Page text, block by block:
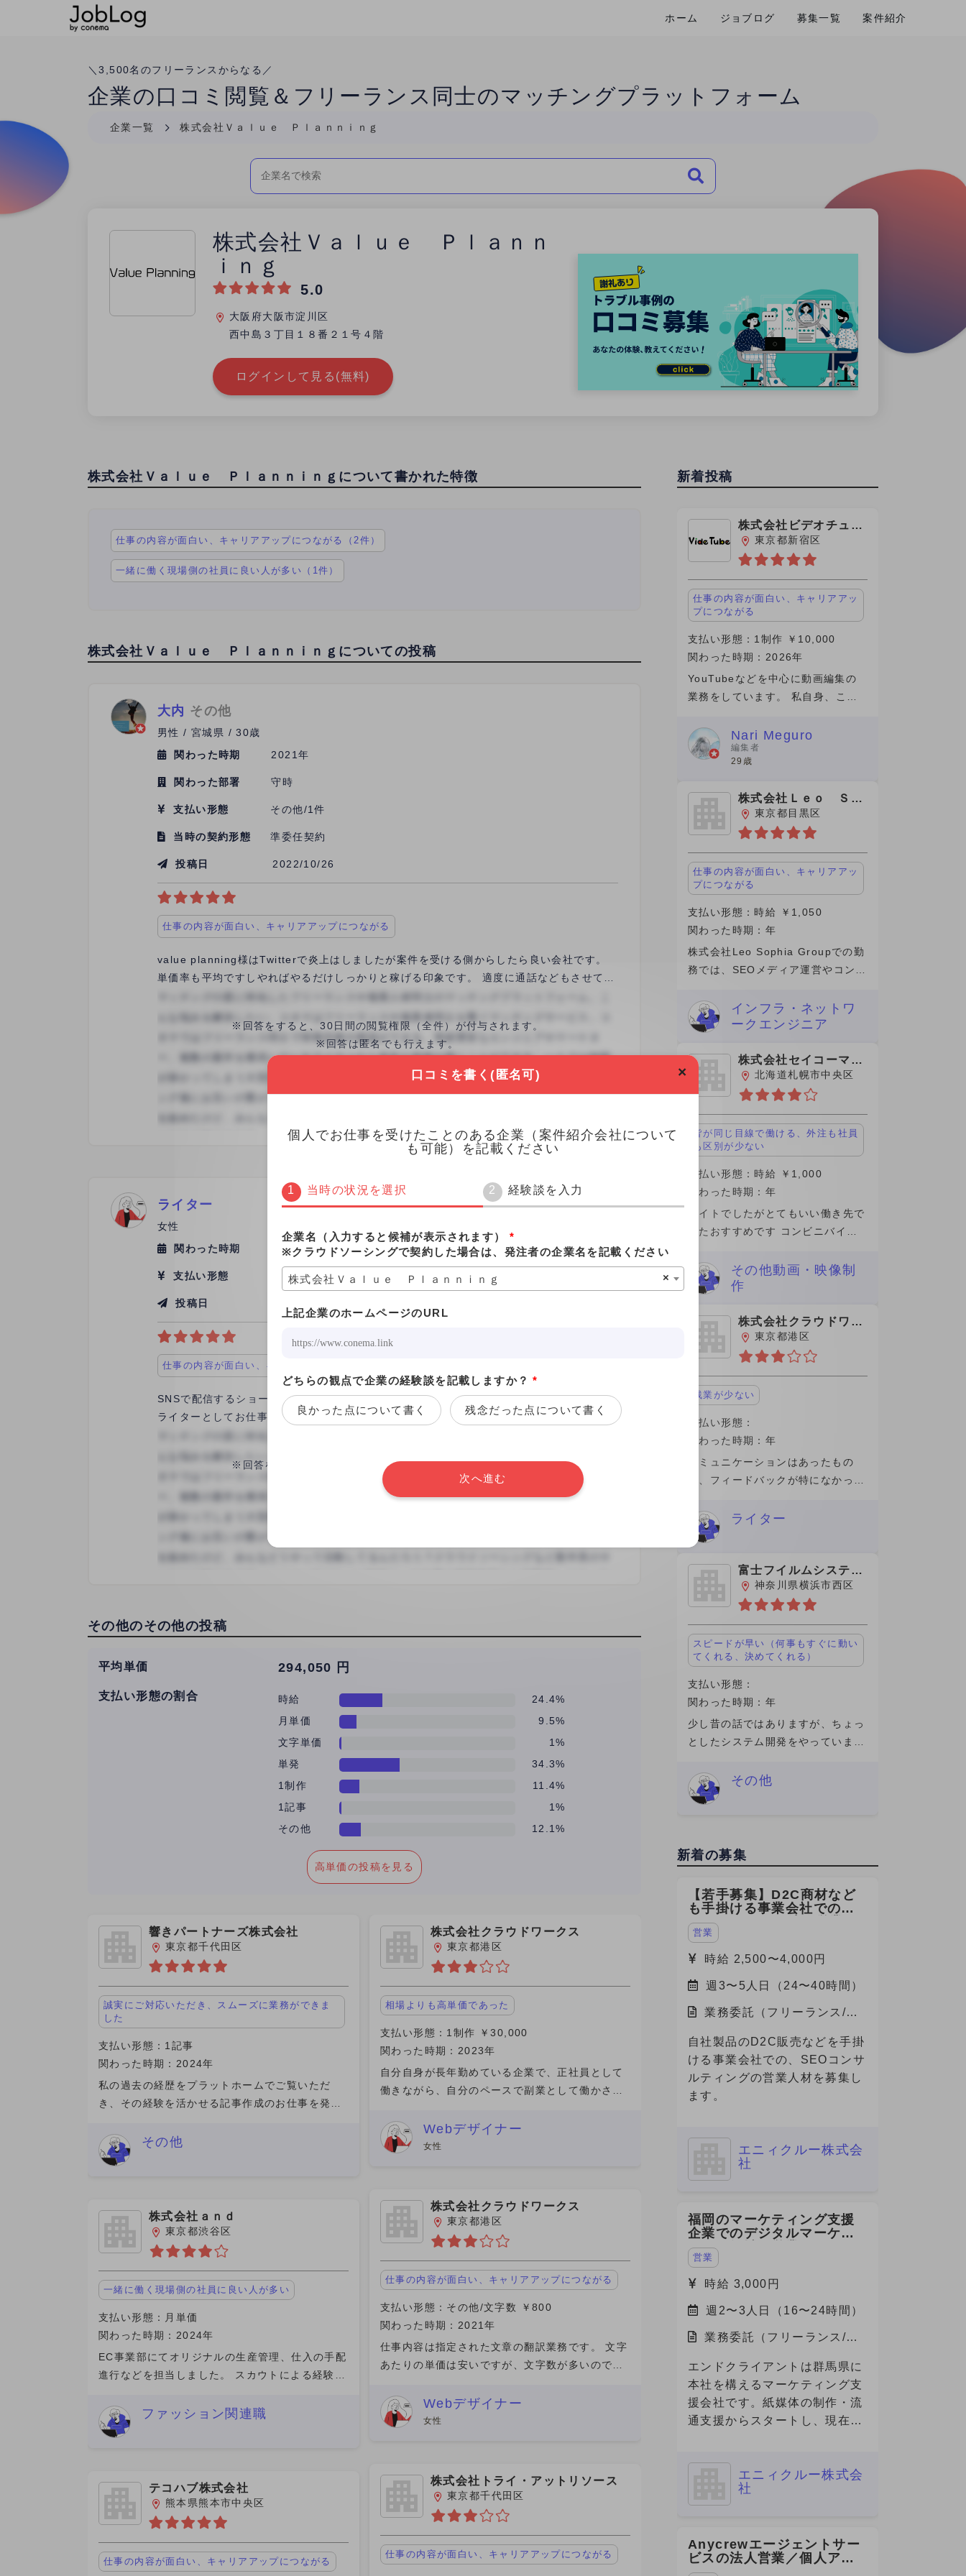
案件紹介
募集一覧
ジョブログ
ホーム
＼3,500名のフリーランスからなる／
企業の口コミ閲覧＆フリーランス同士のマッチングプラットフォーム
企業一覧 株式会社Ｖａｌｕｅ Ｐｌａｎｎｉｎｇ
株式会社Ｖａｌｕｅ Ｐｌａｎｎ
ｉｎｇ
5.0
大阪府大阪市淀川区
西中島３丁目１８番２１号４階
ログインして見る(無料)
株式会社Ｖａｌｕｅ Ｐｌａｎｎｉｎｇについて書かれた特徴
仕事の内容が面白い、キャリアアップにつながる（2件）
一緒に働く現場側の社員に良い人が多い（1件）
株式会社Ｖａｌｕｅ Ｐｌａｎｎｉｎｇについての投稿
大内 その他
男性 / 宮城県 / 30歳
関わった時期
2021年
関わった部署 守時
支払い形態 その他/1件
当時の契約形態 準委任契約
投稿日 2022/10/26
仕事の内容が面白い、キャリアアップにつながる
value planning様はTwitterで炎上はしましたが案件を受ける側からしたら良い会社です。
単価率も平均ですしやればやるだけしっかりと稼げる印象です。 適度に通話などもさせて頂
きサポート面でも万全な感じでした。 是非またご機会あればお願い致します！
※回答をすると、30日間の閲覧権限（全件）が付与されます。
※回答は匿名でも行えます。
口コミを書く(3分)
ライター
女性
関わった時期
2022年
支払い形態 1制作
投稿日
仕事の内容が面白い、キャリアアップにつながる
SNSで配信するショートドラマを制作されるとのことで、脚本の発注をいただき、シナリオ
ライターとしてお仕事させていただきました。お打ち合わせのほうは主にZoom会議やメー
さったので、スムーズに気持ちよくお仕事を進めさせていただくことができました！ ショ
ートストーリーの短い分数のドラマではありましたが、しっかりと良いものを制作してくだ
さり、こちらとしても新しい形での配信ドラマに携われて、よい経験となりました。発注、
アント様でした。
※回答をすると、30日間の閲覧権限（全件）が付与されます。
※回答は匿名でも行えます。
その他のその他の投稿
平均単価 294,050 円
支払い形態の割合 時給
24.4%
月単価
9.5%
文字単価
1%
単発
34.3%
1制作
11.4%
1記事
1%
その他
12.1%
高単価の投稿を見る
響きパートナーズ株式会社
東京都千代田区
誠実にご対応いただき、スムーズに業務ができま
した
支払い形態：1記事
関わった時期：2024年
私の過去の経歴をプラットホームでご覧いただ
き、その経験を活かせる記事作成のお仕事を発注
に対応いただきました。人が逼迫しており、一部
のビジネスをアウトソースす
その他
株式会社ａｎｄ
東京都渋谷区
一緒に働く現場側の社員に良い人が多い
支払い形態：月単価
関わった時期：2024年
EC事業部にてオリジナルの生産管理、仕入の手配
進行などを担当しました。 スカウトによる経験者
たです。 人数不足のため、主な仕事以外にも付随
して細かく量の多い
ファッション関連職
テコハブ株式会社
熊本県熊本市中央区
仕事の内容が面白い、キャリアアップにつながる
株式会社クラウドワークス
東京都港区
相場よりも高単価であった
支払い形態：1制作 ￥30,000
関わった時期：2023年
自分自身が長年勤めている企業で、正社員として
働きながら、自分のペースで副業として働かさせ
金を貰えた事がとても有り難かったです。 仕事は
設備設計についての確認
Webデザイナー
女性
株式会社クラウドワークス
東京都港区
仕事の内容が面白い、キャリアアップにつながる
支払い形態：その他/文字数 ￥800
関わった時期：2021年
仕事内容は指定された文章の翻訳業務です。 文字
あたりの単価は安いですが、文字数が多いのでア
(アイデアを商品とする)案件よりまとまった金額
の報酬が発生します。
Webデザイナー
女性
株式会社トライ・アットリソース
東京都千代田区
仕事の内容が面白い、キャリアアップにつながる
新着投稿
株式会社ビデオチュー
ブ 東京都新宿区
仕事の内容が面白い、キャリアアッ
プにつながる
支払い形態：1制作 ￥10,000
関わった時期：2026年
YouTubeなどを中心に動画編集の
業務をしています。 私自身、この1
れた期間で素直に嬉しいです。 そ
のきっかけをくれたのがビデオチュ
ーブさんでした。実は、最初にネッ
Nari Meguro
編集者
29歳
株式会社Ｌｅｏ Ｓｏ
ｐｈｉａ
東京都目黒区
仕事の内容が面白い、キャリアアッ
プにつながる
支払い形態：時給 ￥1,050
関わった時期：年
株式会社Leo Sophia Groupでの勤
務では、SEOメディア運営やコンテ
企画から分析改善まで一貫して担当
しました。特に、検索ニーズを踏ま
インフラ・ネットワ
ークエンジニア
株式会社セイコーマー
ト 北海道札幌市中央区
皆が同じ目線で働ける、外注も社員
も区別が少ない
支払い形態：時給 ￥1,000
関わった時期：年
バイトでしたがとてもいい働き先で
したおすすめです コンビニバイト
もしれませんが、パートさんのお人
柄もよく業務内容の質問にもきちん
その他動画・映像制
作
株式会社クラウドワー
クス東京都港区
残業が少ない
支払い形態：
関わった時期：年
コミュニケーションはあったもの
の、フィードバックが特になかった
った。途中理由もなく、切られたの
は良質なコンテンツの記事を出せな
数料が高く
ライター
富士フイルムシステム
ズ株式会社
神奈川県横浜市西区
スピードが早い（何事もすぐに動い
てくれる、決めてくれる）
支払い形態：
関わった時期：年
少し昔の話ではありますが、ちょっ
としたシステム開発をやっていまし
ったり、改修したり、動かなければ
直すというような、わりと実務寄り
その他
新着の募集
【若手募集】D2C商材など
も手掛ける事業会社での
SEOコンサルの法人営業を
募集
営業
時給 2,500〜4,000円
週3〜5人日（24〜40時間）
業務委託（フリーランス/副
自社製品のD2C販売などを手掛
ける事業会社での、SEOコンサ
ルティングの営業人材を募集し
ます。
エニィクルー株式会
社
福岡のマーケティング支援
企業でのデジタルマーケテ
ィング領域の営業・PM
営業
時給 3,000円
週2〜3人日（16〜24時間）
業務委託（フリーランス/副
エンドクライアントは群馬県に
本社を構えるマーケティング支
援会社です。紙媒体の制作・流
通支援からスタートし、現在は
フルファネルでのマーケティン
グ支援を展開しています。 今
域の営業・提案・実行体制を確
立すべく、立ち上げメンバーと
エニィクルー株式会
社
Anycrewエージェントサー
ビスの法人営業／個人アド
バイザー（RA・CA）
×
口コミを書く(匿名可)
個人でお仕事を受けたことのある企業（案件紹介会社について
も可能）を記載ください
当時の状況を選択 経験談を入力
企業名（入力すると候補が表示されます）
*
※クラウドソーシングで契約した場合は、発注者の企業名を記載ください
×
株式会社Ｖａｌｕｅ Ｐｌａｎｎｉｎｇ
上記企業のホームページのURL
どちらの観点で企業の経験談を記載しますか？ *
良かった点について書く 残念だった点について書く
次へ進む